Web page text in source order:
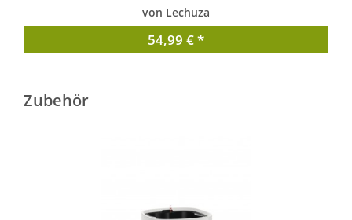
von Lechuza
54,99 € *
Zubehör